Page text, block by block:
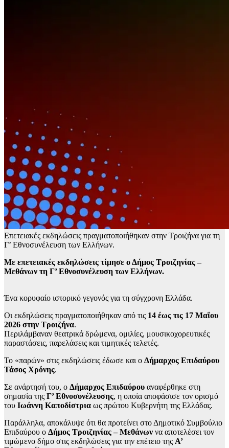
Επετειακές εκδηλώσεις πραγματοποιήθηκαν στην Τροιζήνα για τη
Γ’ Εθνοσυνέλευση των Ελλήνων.
Με επετειακές εκδηλώσεις τίμησε ο Δήμος Τροιζηνίας –
Μεθάνων τη Γ’ Εθνοσυνέλευση των Ελλήνων.
Ένα κορυφαίο ιστορικό γεγονός για τη σύγχρονη Ελλάδα.
Οι εκδηλώσεις πραγματοποιήθηκαν από τις 14 έως τις 17 Μαΐου
2026 στην Τροιζήνα.
Περιλάμβαναν θεατρικά δρώμενα, ομιλίες, μουσικοχορευτικές
παραστάσεις, παρελάσεις και τιμητικές τελετές.
Το «παρών» στις εκδηλώσεις έδωσε και ο Δήμαρχος Επιδαύρου
Τάσος Χρόνης.
Σε ανάρτησή του, ο Δήμαρχος Επιδαύρου αναφέρθηκε στη
σημασία της Γ’ Εθνοσυνέλευσης, η οποία αποφάσισε τον ορισμό
του Ιωάννη Καποδίστρια ως πρώτου Κυβερνήτη της Ελλάδας.
Παράλληλα, αποκάλυψε ότι θα προτείνει στο Δημοτικό Συμβούλιο
Επιδαύρου ο Δήμος Τροιζηνίας – Μεθάνων να αποτελέσει τον
τιμώμενο δήμο στις εκδηλώσεις για την επέτειο της Α’